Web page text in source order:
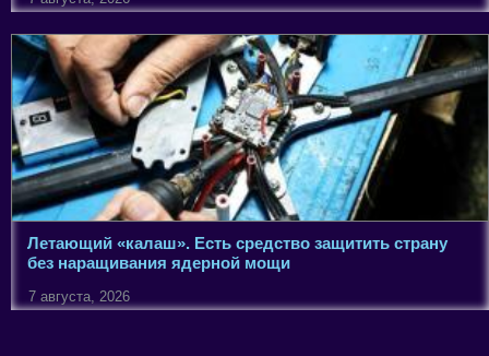
Летающий «калаш». Есть средство защитить страну
без наращивания ядерной мощи
7 августа, 2026